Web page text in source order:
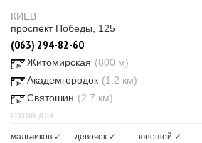
КИЕВ
проспект Победы, 125
(063) 294-82-60
Житомирская (800 м)
Академгородок (1.2 км)
Святошин (2.7 км)
СЕКЦИЯ ДЛЯ
мальчиков ✓ девочек ✓ юношей ✓